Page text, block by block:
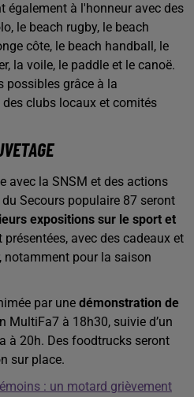
également à l'honneur avec des
le beach rugby, le beach
côte, le beach handball, le
la voile, le paddle et le canoë.
possibles grâce à la
clubs locaux et comités
avec la SNSM et des actions
Secours populaire 87 seront
expositions sur le sport et
présentées, avec des cadeaux et
notamment pour la saison
par une démonstration de
MultiFa7 à 18h30, suivie d’un
à 20h. Des foodtrucks seront
sur place.
: un motard grièvement